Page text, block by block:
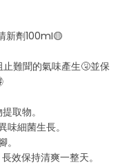
新劑100mI🟡
難聞的氣味產生🤧並保
取物。
味細菌生長。
效保持清爽一整天。